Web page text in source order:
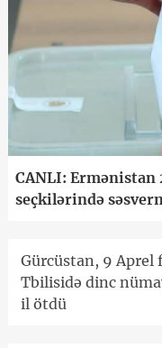
CANLI:
seçkilərində
Gürcüstan, 9 Aprel
Tbilisidə dinc
il ötdü